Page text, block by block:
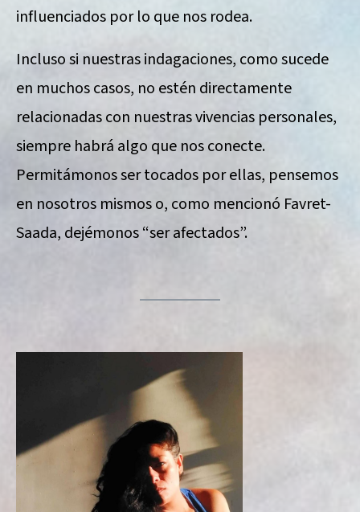
influenciados por lo que nos rodea.
Incluso si nuestras indagaciones, como sucede
en muchos casos, no estén directamente
relacionadas con nuestras vivencias personales,
siempre habrá algo que nos conecte.
Permitámonos ser tocados por ellas, pensemos
en nosotros mismos o, como mencionó Favret-
Saada, dejémonos “ser afectados”.